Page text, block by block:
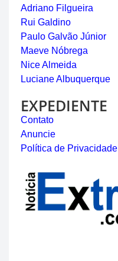
Adriano Filgueira
Rui Galdino
Paulo Galvão Júnior
Maeve Nóbrega
Nice Almeida
Luciane Albuquerque
EXPEDIENTE
Contato
Anuncie
Política de Privacidade